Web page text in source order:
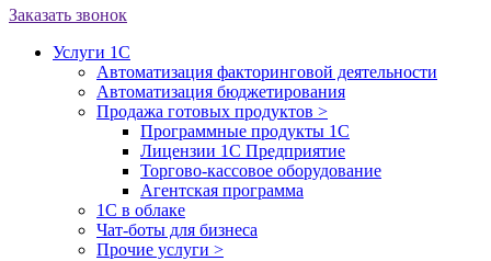
Заказать звонок
Услуги 1С
Автоматизация факторинговой деятельности
Автоматизация бюджетирования
Продажа готовых продуктов >
Программные продукты 1С
Лицензии 1С Предприятие
Торгово-кассовое оборудование
Агентская программа
1С в облаке
Чат-боты для бизнеса
Прочие услуги >